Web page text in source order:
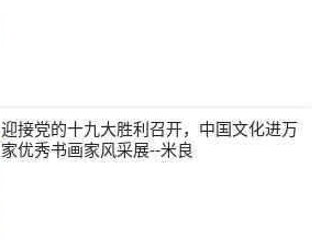
迎接党的十九大胜利召开，中国文化进万
家优秀书画家风采展--米良